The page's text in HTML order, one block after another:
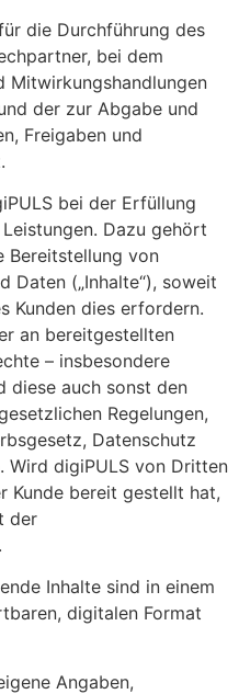
die Durchführung des
bei dem
Mitwirkungshandlungen
der zur Abgabe und
Freigaben und
bei der Erfüllung
Dazu gehört
Bereitstellung von
Daten („Inhalte“), soweit
Kunden dies erfordern.
an bereitgestellten
– insbesondere
diese auch sonst den
Regelungen,
Datenschutz
Wird digiPULS von Dritten
Kunde bereit gestellt hat,
der
Inhalte sind in einem
digitalen Format
Angaben,